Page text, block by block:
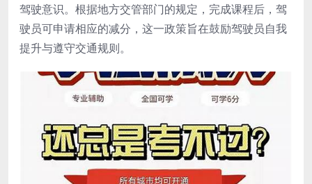
驾驶意识。根据地方交管部门的规定，完成课程后，驾
驶员可申请相应的减分，这一政策旨在鼓励驾驶员自我
提升与遵守交通规则。